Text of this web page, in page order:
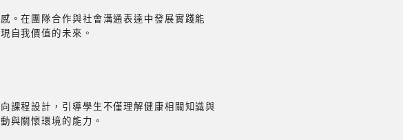
。在團隊合作與社會溝通表達中發展實踐能
自我價值的未來。
課程設計，引導學生不僅理解健康相關知識與
與關懷環境的能力。